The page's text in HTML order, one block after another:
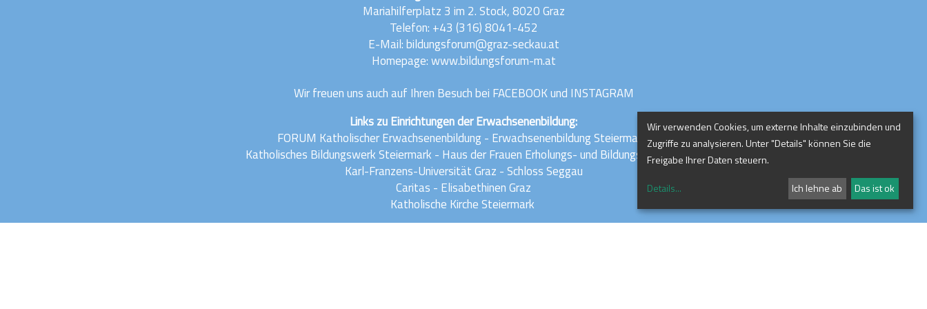
Mariahilferplatz 3 im 2. Stock, 8020 Graz
Telefon: +43 (316) 8041-452
E-Mail:bildungsforum@graz-seckau.at
Homepage: www.bildungsforum-m.at
Wir freuen uns auch auf Ihren Besuch bei FACEBOOKund INSTAGRAM
Links zu Einrichtungen der Erwachsenenbildung:
FORUM Katholischer Erwachsenenbildung- Erwachsenenbildung Steiermark
Katholisches Bildungswerk Steiermark - Haus der Frauen Erholungs- und Bildungszentrum
Karl-Franzens-Universität Graz -Schloss Seggau
Caritas - Elisabethinen Graz
Katholische Kirche Steiermark
Wir verwenden Cookies, um externe Inhalte einzubinden und
Zugriffe zu analysieren. Unter "Details" können Sie die
Freigabe Ihrer Daten steuern.
Details... Ich lehne ab Das ist ok